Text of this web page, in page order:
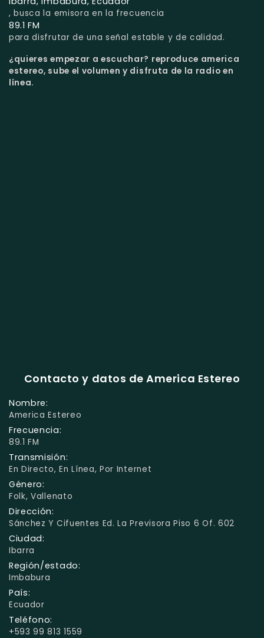
, busca la emisora en la frecuencia
89.1 FM
para disfrutar de una señal estable y de calidad.
¿quieres empezar a escuchar? reproduce america
estereo, sube el volumen y disfruta de la radio en
línea.
Contacto y datos de America Estereo
Nombre:
America Estereo
Frecuencia:
89.1 FM
Transmisión:
En Directo, En Línea, Por Internet
Género:
Folk, Vallenato
Dirección:
Sánchez Y Cifuentes Ed. La Previsora Piso 6 Of. 602
Ciudad:
Ibarra
Región/estado:
Imbabura
País:
Ecuador
Teléfono:
+593 99 813 1559